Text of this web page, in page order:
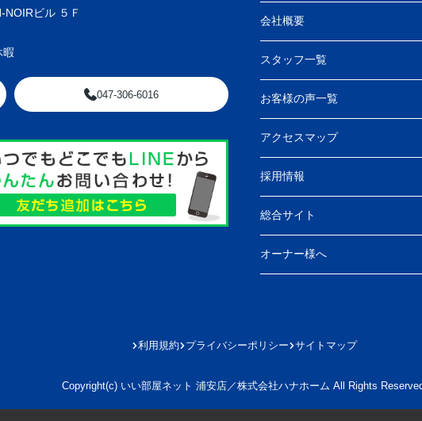
ビル ５Ｆ
暇
047-306-6016
会社概要
スタッフ一覧
お客様の声一覧
アクセスマップ
採用情報
総合サイト
オーナー様へ
利用規約 プライバシーポリシー サイトマップ
Copyright(c) いい部屋ネット 浦安店／株式会社ハナホーム All Rights